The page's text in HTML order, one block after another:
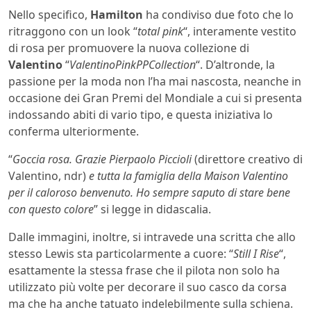
Nello specifico, Hamilton ha condiviso due foto che lo
ritraggono con un look “total pink“, interamente vestito
di rosa per promuovere la nuova collezione di
Valentino“ValentinoPinkPPCollection“. D’altronde, la
passione per la moda non l’ha mai nascosta, neanche in
occasione dei Gran Premi del Mondiale a cui si presenta
indossando abiti di vario tipo, e questa iniziativa lo
conferma ulteriormente.
“Goccia rosa. Grazie Pierpaolo Piccioli(direttore creativo di
Valentino, ndr)e tutta la famiglia della Maison Valentino
per il caloroso benvenuto. Ho sempre saputo di stare bene
con questo colore” si legge in didascalia.
Dalle immagini, inoltre, si intravede una scritta che allo
stesso Lewis sta particolarmente a cuore: “Still I Rise“,
esattamente la stessa frase che il pilota non solo ha
utilizzato più volte per decorare il suo casco da corsa
ma che ha anche tatuato indelebilmente sulla schiena.